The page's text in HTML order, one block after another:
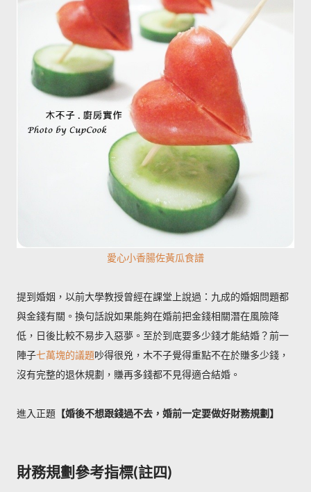
愛心小香腸佐黃瓜食譜
提到婚姻，以前大學教授曾經在課堂上說過：九成的婚姻問題都
與金錢有關。換句話說如果能夠在婚前把金錢相關潛在風險降
低，日後比較不易步入惡夢。至於到底要多少錢才能結婚？前一
陣子七萬塊的議題吵得很兇，木不子覺得重點不在於賺多少錢，
沒有完整的退休規劃，賺再多錢都不見得適合結婚。
進入正題 【婚後不想跟錢過不去，婚前一定要做好財務規劃】
財務規劃參考指標(註四)